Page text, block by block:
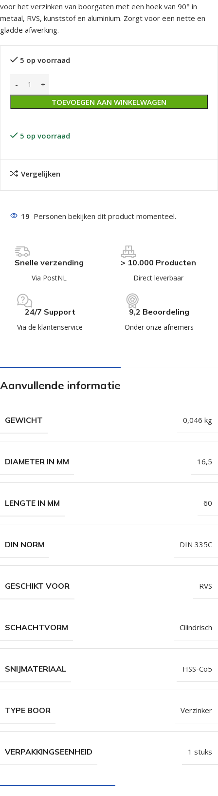
voor het verzinken van boorgaten met een hoek van 90° in
metaal, RVS, kunststof en aluminium. Zorgt voor een nette en
gladde afwerking.
5 op voorraad
TOEVOEGEN AAN WINKELWAGEN
5 op voorraad
Vergelijken
19 Personen bekijken dit product momenteel.
Snelle verzending
Via PostNL
> 10.000 Producten
Direct leverbaar
24/7 Support
Via de klantenservice
9,2 Beoordeling
Onder onze afnemers
Aanvullende informatie
GEWICHT 0,046 kg
DIAMETER IN MM 16,5
LENGTE IN MM 60
DIN NORM DIN 335C
GESCHIKT VOOR RVS
SCHACHTVORM Cilindrisch
SNIJMATERIAAL HSS-Co5
TYPE BOOR Verzinker
VERPAKKINGSEENHEID 1 stuks